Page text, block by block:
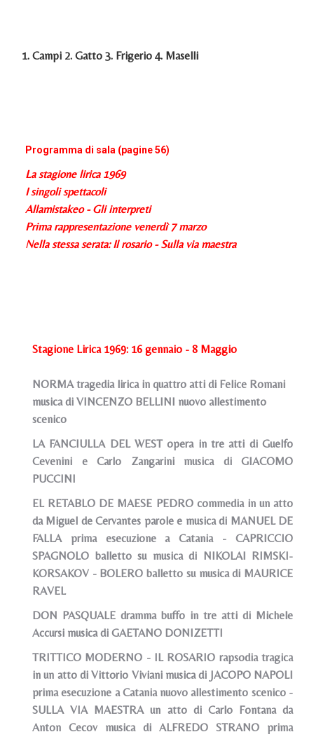
1. Campi 2. Gatto 3. Frigerio 4. Maselli
Programma di sala (pagine 56)
La stagione lirica 1969
I singoli spettacoli
Allamistakeo - Gli interpreti
Prima rappresentazione venerdì 7 marzo
Nella stessa serata: Il rosario - Sulla via maestra
Stagione Lirica 1969: 16 gennaio - 8 Maggio
NORMAtragedia lirica in quattro atti di Felice Romani
musica di VINCENZO BELLINI nuovo allestimento
scenico
LA FANCIULLA DEL WEST opera in tre atti di Guelfo
Cevenini e Carlo Zangarini musica di GIACOMO
PUCCINI
EL RETABLO DE MAESE PEDRO commedia in un atto
da Miguel de Cervantes parole e musica di MANUEL DE
FALLA prima esecuzione a Catania - CAPRICCIO
SPAGNOLO balletto su musica di NIKOLAI RIMSKI-
KORSAKOV - BOLERO balletto su musica di MAURICE
RAVEL
DON PASQUALE dramma buffo in tre atti di Michele
Accursi musica di GAETANO DONIZETTI
TRITTICO MODERNO - IL ROSARIO rapsodia tragica
in un atto di Vittorio Viviani musica di JACOPO NAPOLI
prima esecuzione a Catania nuovo allestimento scenico -
SULLA VIA MAESTRA un atto di Carlo Fontana da
Anton Cecov musica di ALFREDO STRANO prima